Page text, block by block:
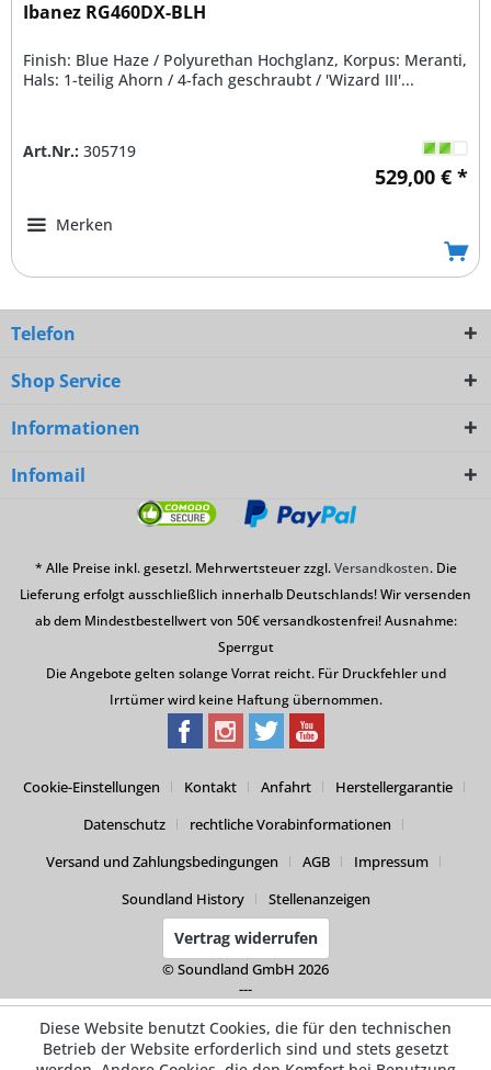
Ibanez RG460DX-BLH
Finish: Blue Haze / Polyurethan Hochglanz, Korpus: Meranti,
Hals: 1-teilig Ahorn / 4-fach geschraubt / 'Wizard III'...
Art.Nr.: 305719
529,00 € *
Merken
Telefon
Shop Service
Informationen
Infomail
* Alle Preise inkl. gesetzl. Mehrwertsteuer zzgl.Versandkosten. Die
Lieferung erfolgt ausschließlich innerhalb Deutschlands! Wir versenden
ab dem Mindestbestellwert von 50€ versandkostenfrei! Ausnahme:
Sperrgut
Die Angebote gelten solange Vorrat reicht. Für Druckfehler und
Irrtümer wird keine Haftung übernommen.
Cookie-Einstellungen Kontakt Anfahrt
Herstellergarantie
Datenschutz
rechtliche Vorabinformationen
Versand und Zahlungsbedingungen
AGB
Impressum
Soundland History
Stellenanzeigen
Vertrag widerrufen
© Soundland GmbH 2026
---
Diese Website benutzt Cookies, die für den technischen
Betrieb der Website erforderlich sind und stets gesetzt